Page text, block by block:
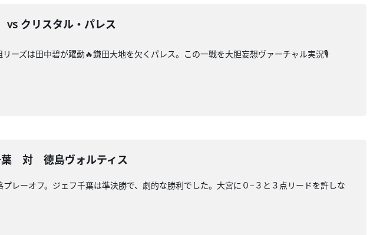
クリスタル・パレス
ーズは田中碧が躍動🔥鎌田大地を欠くパレス。この一戦を大胆妄想ヴァーチャル実況🎙️
葉 対 徳島ヴォルティス
レーオフ。ジェフ千葉は準決勝で、劇的な勝利でした。大宮に０−３と３点リードを許しな